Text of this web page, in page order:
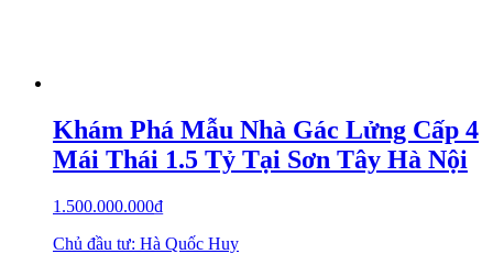
Khám Phá Mẫu Nhà Gác Lửng Cấp 4
Mái Thái 1.5 Tỷ Tại Sơn Tây Hà Nội
1.500.000.000₫
Chủ đầu tư: Hà Quốc Huy